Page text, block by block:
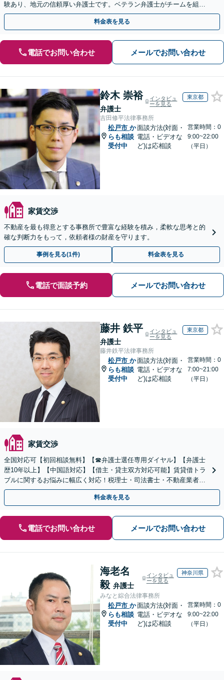
験あり、地元の信頼厚い弁護士です。ベテラン弁護士がチームを組ん
で問題解決します。
料金表を見る
電話でお問い合わせ メールでお問い合わせ
鈴木 崇裕
弁護士
インタビュ
ーを見る
東京都
吉田修平法律事務所
松戸市 か
らも相談
受付中
面談方法(対面・
電話・ビデオな
ど)は応相談
営業時間：0
9:00~22:00
（平日）
家賃交渉
不動産を最も得意とする事務所で豊富な経験を積み，柔軟な思考と的
確な判断力をもって，依頼者様の財産を守ります。
事例を見る(1件) 料金表を見る
電話で面談予約 メールでお問い合わせ
藤井 鉄平
弁護士
インタビュ
ーを見る
東京都
藤井鉄平法律事務所
松戸市 か
らも相談
受付中
面談方法(対面・
電話・ビデオな
ど)は応相談
営業時間：0
7:00~21:00
（平日）
家賃交渉
全国対応可【初回相談無料】【☎︎弁護士選任専用ダイヤル】【弁護士
歴10年以上】【中国語対応】【借主・貸主双方対応可能】賃貸借トラ
ブルに関するお悩みに幅広く対応！税理士・司法書士・不動産業者と
の連携でスムーズに解決します【新御茶ノ水駅1分】
料金表を見る
電話でお問い合わせ メールでお問い合わせ
海老名
毅 弁護士
インタビュ
ーを見る
神奈川県
みなと綜合法律事務所
松戸市 か
らも相談
受付中
面談方法(対面・
電話・ビデオな
ど)は応相談
営業時間：0
9:00~22:00
（平日）